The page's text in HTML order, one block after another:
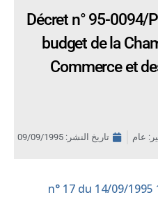
Décret n° 95-0094/
budget de la
Commerce et
عام تاريخ النشر: 09/09/1995